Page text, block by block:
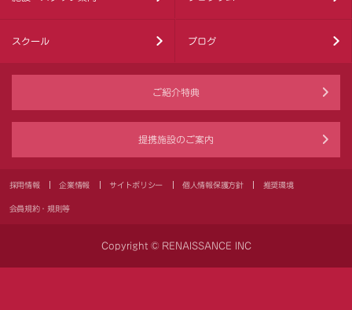
スクール ブログ
ご紹介特典
提携施設のご案内
採用情報 企業情報 サイトポリシー 個人情報保護方針 推奨環境
会員規約・規則等
Copyright © RENAISSANCE INC